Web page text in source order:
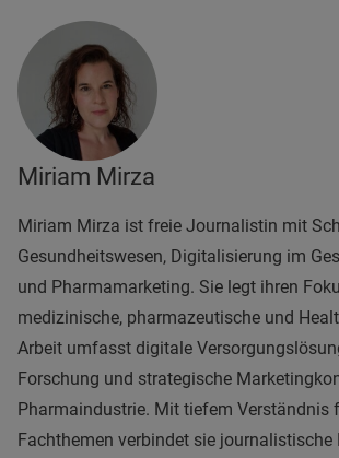
Miriam Mirza
Miriam Mirza ist freie Journalistin mit
Gesundheitswesen, Digitalisierung im
und Pharmamarketing. Sie legt ihren
medizinische, pharmazeutische und
Arbeit umfasst digitale
Forschung und strategische
Pharmaindustrie. Mit tiefem Verständnis
Fachthemen verbindet sie